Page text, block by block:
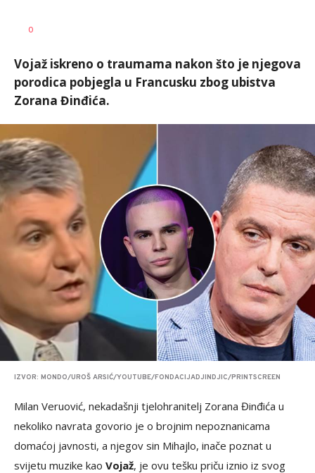
AUTOR
0
Vojaž iskreno o traumama nakon što je njegova
porodica pobjegla u Francusku zbog ubistva
Zorana Đinđića.
IZVOR: MONDO/UROŠ ARSIĆ/YOUTUBE/FONDACIJADJINDJIC/PRINTSCREEN
Milan Veruović, nekadašnji tjelohranitelj Zorana Đinđića u
nekoliko navrata govorio je o brojnim nepoznanicama
domaćoj javnosti, a njegov sin Mihajlo, inače poznat u
svijetu muzike kao Vojaž, je ovu tešku priču iznio iz svog